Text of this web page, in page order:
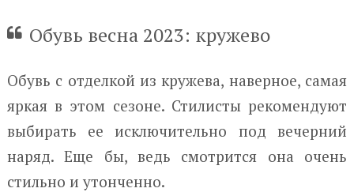
Обувь весна 2023: кружево
Обувь с отделкой из кружева, наверное, самая
яркая в этом сезоне. Стилисты рекомендуют
выбирать ее исключительно под вечерний
наряд. Еще бы, ведь смотрится она очень
стильно и утонченно.